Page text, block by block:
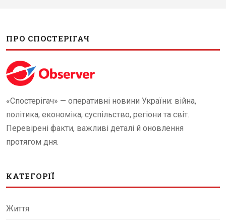
ПРО СПОСТЕРІГАЧ
«Спостерігач» — оперативні новини України: війна,
політика, економіка, суспільство, регіони та світ.
Перевірені факти, важливі деталі й оновлення
протягом дня.
КАТЕГОРІЇ
Життя